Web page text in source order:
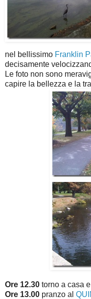
nel bellissimo Franklin
decisamente
Le foto non sono
capire la bellezza e la
Ore 12.30 torno a casa
Ore 13.00 pranzo al